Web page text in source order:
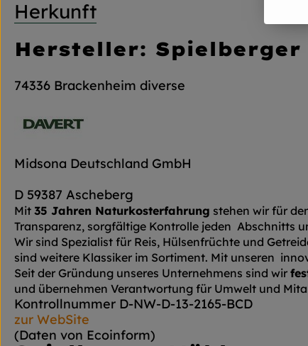
Herkunft
Hersteller: Spielberger
74336 Brackenheim diverse
Midsona Deutschland GmbH
D 59387 Ascheberg
Mit 35 Jahren Naturkosterfahrung stehen wir für
Transparenz, sorgfältige Kontrolle jeden Abschnitts
Wir sind Spezialist für Reis, Hülsenfrüchte und
sind weitere Klassiker im Sortiment. Mit unseren
Seit der Gründung unseres Unternehmens sind wir
und übernehmen Verantwortung für Umwelt und
Kontrollnummer D-NW-D-13-2165-BCD
zur WebSite
(Daten von Ecoinform)